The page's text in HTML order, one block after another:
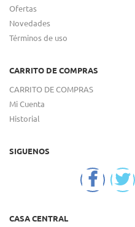
Ofertas
Novedades
Términos de uso
CARRITO DE COMPRAS
CARRITO DE COMPRAS
Mi Cuenta
Historial
SIGUENOS
CASA CENTRAL